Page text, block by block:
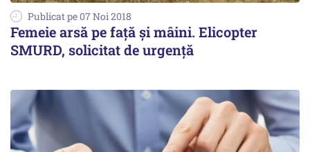
Publicat pe 07 Noi 2018
Femeie arsă pe față și mâini. Elicopter
SMURD, solicitat de urgență